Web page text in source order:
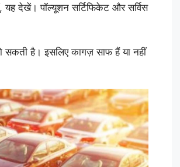
देखें। पॉल्यूशन सर्टिफिकेट और सर्विस
सकती है। इसलिए कागज़ साफ हैं या नहीं